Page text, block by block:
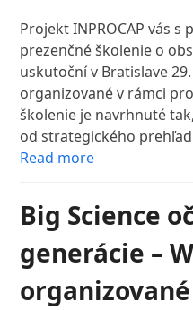
Projekt INPROCAP vás s
prezenčné školenie o
uskutoční v Bratislave
organizované v rámci
školenie je navrhnuté
od strategického
Read more
Big Science
generácie –